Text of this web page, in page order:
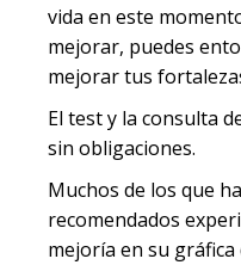
vida en este
mejorar, puedes
mejorar tus
El test y la consulta
sin obligaciones.
Muchos de los que
recomendados
mejoría en su gráfica